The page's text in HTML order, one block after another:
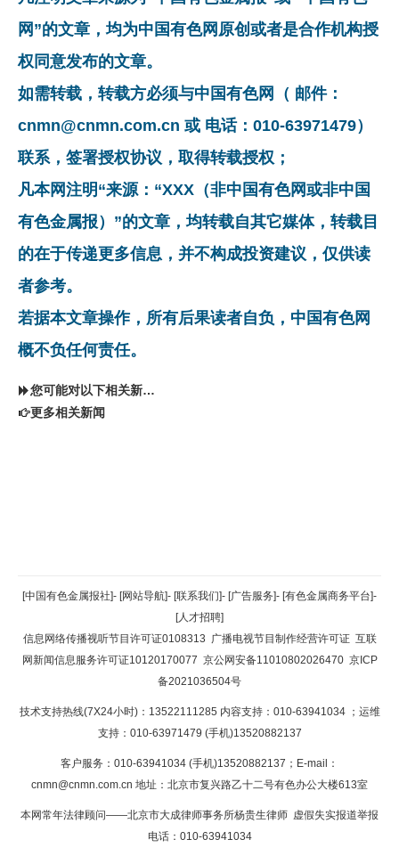
网”的文章，均为中国有色网原创或者是合作机构授
权同意发布的文章。
如需转载，转载方必须与中国有色网（ 邮件：
cnmn@cnmn.com.cn 或 电话：010-63971479）
联系，签署授权协议，取得转载授权；
凡本网注明“来源：“XXX（非中国有色网或非中国
有色金属报）”的文章，均转载自其它媒体，转载目
的在于传递更多信息，并不构成投资建议，仅供读
者参考。
若据本文章操作，所有后果读者自负，中国有色网
概不负任何责任。
您可能对以下相关新闻同样感兴趣
更多相关新闻
返回顶部
返回首页
[中国有色金属报社]- [网站导航]- [联系我们]- [广告服务]- [有色金属商务平台]-
[人才招聘]
信息网络传播视听节目许可证0108313 广播电视节目制作经营许可证 互联
网新闻信息服务许可证10120170077 京公网安备11010802026470 京ICP
备2021036504号
技术支持热线(7X24小时)：13522111285 内容支持：010-63941034 ；运维
支持：010-63971479 (手机)13520882137
客户服务：010-63941034 (手机)13520882137；E-mail：
cnmn@cnmn.com.cn 地址：北京市复兴路乙十二号有色办公大楼613室
本网常年法律顾问——北京市大成律师事务所杨贵生律师 虚假失实报道举报
电话：010-63941034